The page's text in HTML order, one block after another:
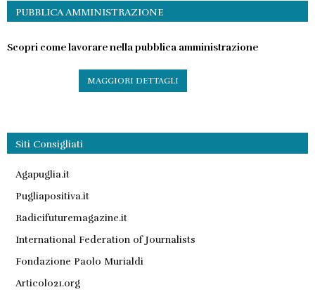
PUBBLICA AMMINISTRAZIONE
Scopri come lavorare nella pubblica amministrazione
MAGGIORI DETTAGLI
Siti Consigliati
Agapuglia.it
Pugliapositiva.it
Radicifuturemagazine.it
International Federation of Journalists
Fondazione Paolo Murialdi
Articolo21.org